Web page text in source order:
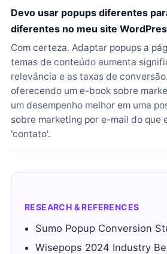
Devo usar popups diferentes
diferentes no meu site
Com certeza. Adaptar popups a
temas de conteúdo aumenta
relevância e as taxas de
oferecendo um e-book sobre
um desempenho melhor em uma
sobre marketing por e-mail do que
'contato'.
RESEARCH & REFERENCES
Sumo Popup Conversion
Wisepops 2024 Industry